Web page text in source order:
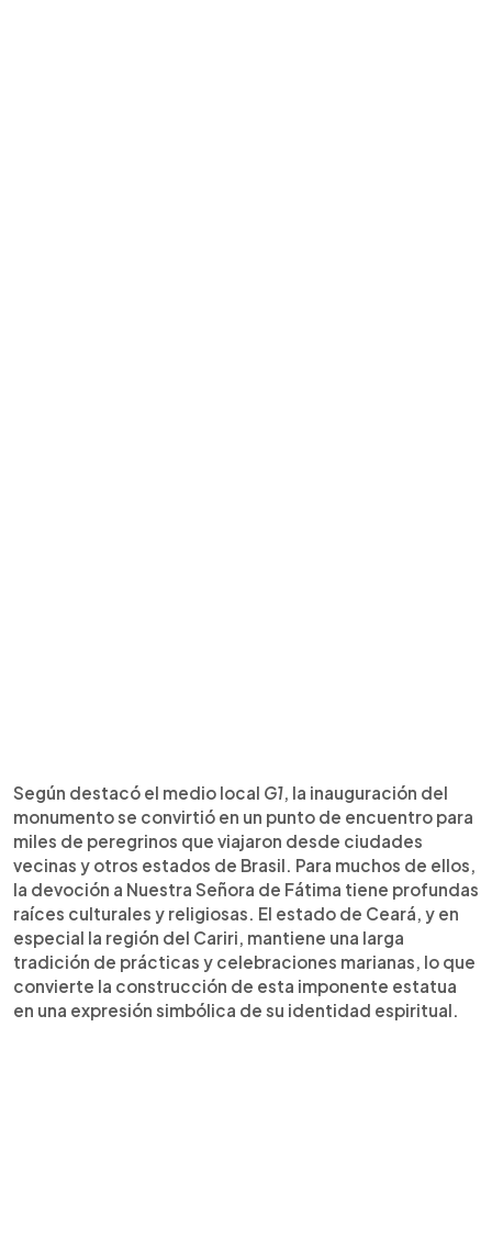
Según destacó el medio local G1, la inauguración del
monumento se convirtió en un punto de encuentro para
miles de peregrinos que viajaron desde ciudades
vecinas y otros estados de Brasil. Para muchos de ellos,
la devoción a Nuestra Señora de Fátima tiene profundas
raíces culturales y religiosas. El estado de Ceará, y en
especial la región del Cariri, mantiene una larga
tradición de prácticas y celebraciones marianas, lo que
convierte la construcción de esta imponente estatua
en una expresión simbólica de su identidad espiritual.